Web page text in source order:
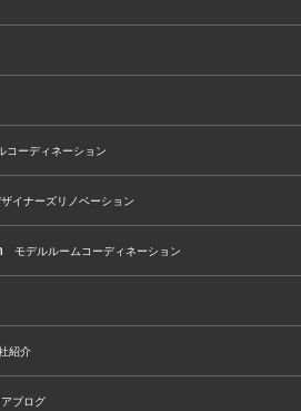
コーディネーション
イナーズリノベーション
モデルルームコーディネーション
紹介
ブログ